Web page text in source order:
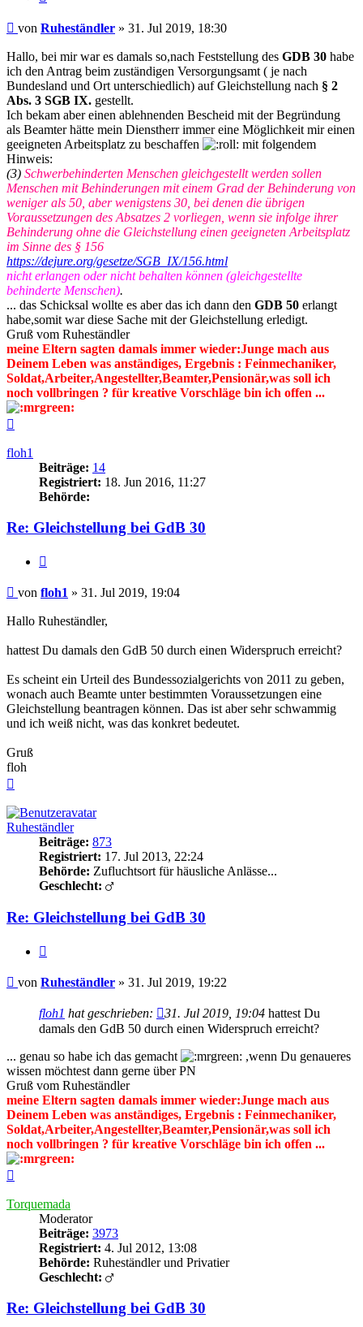
Beitrag
von Ruheständler » 31. Jul 2019, 18:30
Hallo, bei mir war es damals so,nach Feststellung des GDB 30 habe
ich den Antrag beim zuständigen Versorgungsamt ( je nach
Bundesland und Ort unterschiedlich) auf Gleichstellung nach § 2
Abs. 3 SGB IX. gestellt.
Ich bekam aber einen ablehnenden Bescheid mit der Begründung
als Beamter hätte mein Dienstherr immer eine Möglichkeit mir einen
geeigneten Arbeitsplatz zu beschaffen
mit folgendem
Hinweis:
(3) Schwerbehinderten Menschen gleichgestellt werden sollen
Menschen mit Behinderungen mit einem Grad der Behinderung von
weniger als 50, aber wenigstens 30, bei denen die übrigen
Voraussetzungen des Absatzes 2 vorliegen, wenn sie infolge ihrer
Behinderung ohne die Gleichstellung einen geeigneten Arbeitsplatz
im Sinne des § 156
https://dejure.org/gesetze/SGB_IX/156.html
nicht erlangen oder nicht behalten können (gleichgestellte
behinderte Menschen).
... das Schicksal wollte es aber das ich dann den GDB 50 erlangt
habe,somit war diese Sache mit der Gleichstellung erledigt.
Gruß vom Ruheständler
meine Eltern sagten damals immer wieder:Junge mach aus
Deinem Leben was anständiges, Ergebnis : Feinmechaniker,
Soldat,Arbeiter,Angestellter,Beamter,Pensionär,was soll ich
noch vollbringen ? für kreative Vorschläge bin ich offen ...
floh1
Beiträge: 14
Registriert: 18. Jun 2016, 11:27
Behörde:
Re: Gleichstellung bei GdB 30
Beitrag
von floh1 » 31. Jul 2019, 19:04
Hallo Ruheständler,
hattest Du damals den GdB 50 durch einen Widerspruch erreicht?
Es scheint ein Urteil des Bundessozialgerichts von 2011 zu geben,
wonach auch Beamte unter bestimmten Voraussetzungen eine
Gleichstellung beantragen können. Das ist aber sehr schwammig
und ich weiß nicht, was das konkret bedeutet.
Gruß
floh
Ruheständler
Beiträge: 873
Registriert: 17. Jul 2013, 22:24
Behörde: Zufluchtsort für häusliche Anlässe...
Geschlecht:
Re: Gleichstellung bei GdB 30
Beitrag
von Ruheständler » 31. Jul 2019, 19:22
floh1 hat geschrieben: 31. Jul 2019, 19:04 hattest Du
damals den GdB 50 durch einen Widerspruch erreicht?
... genau so habe ich das gemacht
,wenn Du genaueres
wissen möchtest dann gerne über PN
Gruß vom Ruheständler
meine Eltern sagten damals immer wieder:Junge mach aus
Deinem Leben was anständiges, Ergebnis : Feinmechaniker,
Soldat,Arbeiter,Angestellter,Beamter,Pensionär,was soll ich
noch vollbringen ? für kreative Vorschläge bin ich offen ...
Torquemada
Moderator
Beiträge: 3973
Registriert: 4. Jul 2012, 13:08
Behörde: Ruheständler und Privatier
Geschlecht:
Re: Gleichstellung bei GdB 30